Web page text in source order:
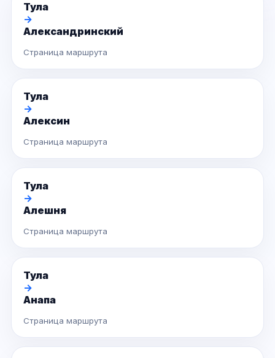
Тула
→
Александринский
Страница маршрута
Тула
→
Алексин
Страница маршрута
Тула
→
Алешня
Страница маршрута
Тула
→
Анапа
Страница маршрута